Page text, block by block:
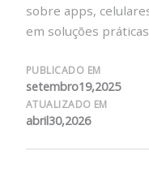
sobre apps,
em soluções
PUBLICADO EM
setembro19,2025
ATUALIZADO EM
abril30,2026